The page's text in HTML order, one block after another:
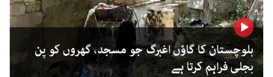
بلوچستان کا گاؤں اغبرگ جو مسجد، گھروں کو پن
بجلی فراہم کرتا ہے